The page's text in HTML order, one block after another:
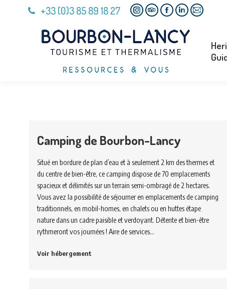
+33 (0)3 85 89 18 27
Instagram
page
opens
in
new
TripAdvisor
page
opens
in
new
Facebook
page
opens
in
new
Linkedin
page
opens
Mail
opens
Camping de Bourbon-Lancy
Situé en bordure de plan d’eau et à seulement 2 km des thermes et
du centre de bien-être, ce camping dispose de 70 emplacements
spacieux et délimités sur un terrain semi-ombragé de 2 hectares.
Vous avez la possibilité de séjourner en emplacements de camping
traditionnels, en mobil-homes, en chalets ou en huttes étape
nature dans un cadre paisible et verdoyant. Détente et bien-être
rythmeront vos journées ! Aire de services…
Voir hébergement